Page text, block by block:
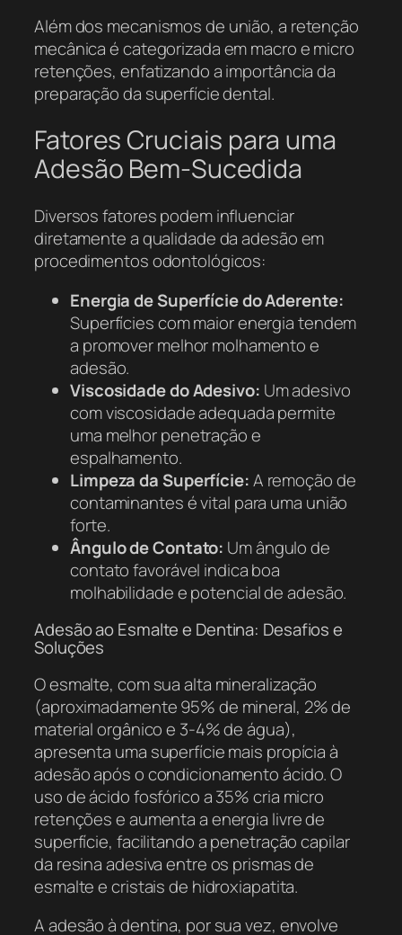
Além dos mecanismos de união, a retenção
mecânica é categorizada em macro e micro
retenções, enfatizando a importância da
preparação da superfície dental.
Fatores Cruciais para uma
Adesão Bem-Sucedida
Diversos fatores podem influenciar
diretamente a qualidade da adesão em
procedimentos odontológicos:
Energia de Superfície do Aderente:
Superfícies com maior energia tendem
a promover melhor molhamento e
adesão.
Viscosidade do Adesivo: Um adesivo
com viscosidade adequada permite
uma melhor penetração e
espalhamento.
Limpeza da Superfície:A remoção de
contaminantes é vital para uma união
forte.
Ângulo de Contato: Um ângulo de
contato favorável indica boa
molhabilidade e potencial de adesão.
Adesão ao Esmalte e Dentina: Desafios e
Soluções
O esmalte, com sua alta mineralização
(aproximadamente 95% de mineral, 2% de
material orgânico e 3-4% de água),
apresenta uma superfície mais propícia à
adesão após o condicionamento ácido. O
uso de ácido fosfórico a 35% cria micro
retenções e aumenta a energia livre de
superfície, facilitando a penetração capilar
da resina adesiva entre os prismas de
esmalte e cristais de hidroxiapatita.
A adesão à dentina, por sua vez, envolve